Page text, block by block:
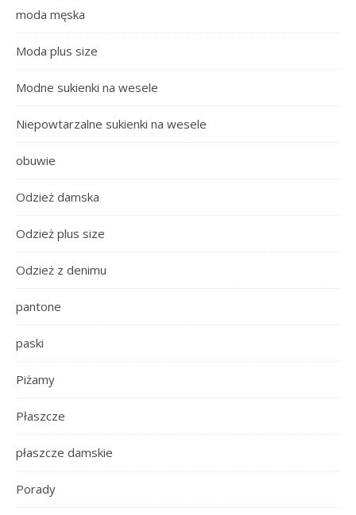
moda męska
Moda plus size
Modne sukienki na wesele
Niepowtarzalne sukienki na wesele
obuwie
Odzież damska
Odzież plus size
Odzież z denimu
pantone
paski
Piżamy
Płaszcze
płaszcze damskie
Porady